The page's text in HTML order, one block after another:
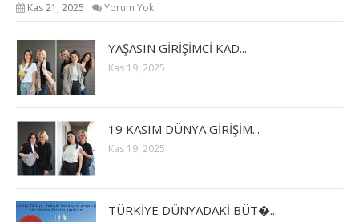
Kas 21, 2025 Yorum Yok
YAŞASIN GİRİŞİMCİ KAD...
Kas 19, 2025
19 KASIM DÜNYA GİRİŞİM...
Kas 19, 2025
TÜRKİYE DÜNYADAKİ BÜT�...